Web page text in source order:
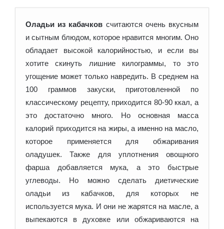
Оладьи из кабачков считаются очень вкусным
и сытным блюдом, которое нравится многим. Оно
обладает высокой калорийностью, и если вы
хотите скинуть лишние килограммы, то это
угощение может только навредить. В среднем на
100 граммов закуски, приготовленной по
классическому рецепту, приходится 80-90 ккал, а
это достаточно много. Но основная масса
калорий приходится на жиры, а именно на масло,
которое применяется для обжаривания
оладушек. Также для уплотнения овощного
фарша добавляется мука, а это быстрые
углеводы. Но можно сделать диетические
оладьи из кабачков, для которых не
используется мука. И они не жарятся на масле, а
выпекаются в духовке или обжариваются на